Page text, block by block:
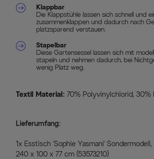
Klappbar
Die Klappstühle lassen sich schnell und
zusammenklappen und dadurch nach
platzsparend verstauen.
Stapelbar
Diese Gartensessel lassen sich mit
stapeln und nehmen dadurch, bei
wenig Platz weg.
Textil Material: 70% Polyvinylchlorid, 30%
Lieferumfang:
1x Esstisch 'Sophie Yasmani'
240 x 100 x 77 cm (53573210)